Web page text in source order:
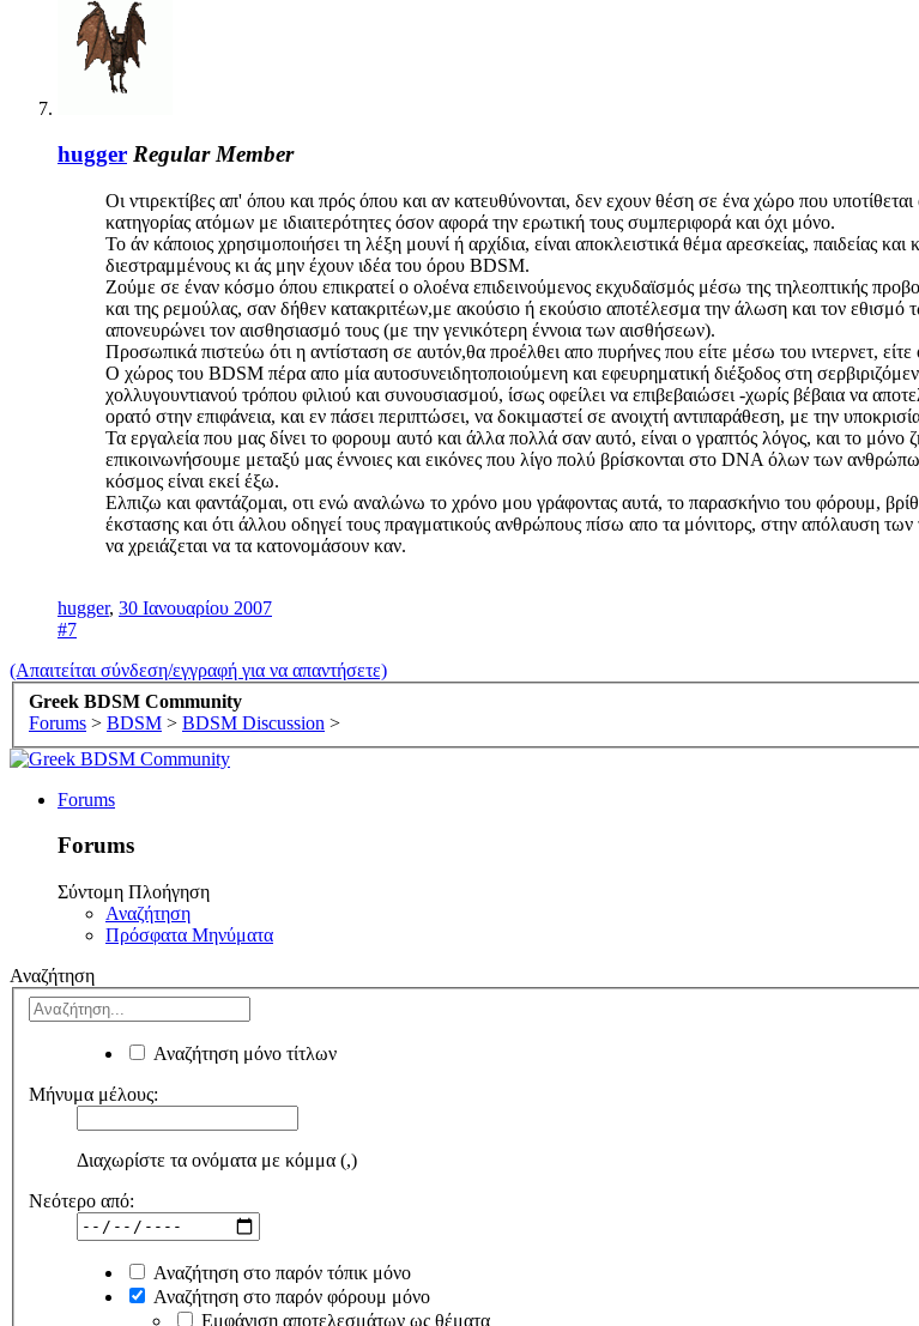
hugger Regular Member
Οι ντιρεκτίβες απ' όπου και πρός όπου και αν κατευθύνονται, δεν εχουν θέση σε ένα χώρο που
κατηγορίας ατόμων με ιδιαιτερότητες όσον αφορά την ερωτική τους συμπεριφορά και όχι μόνο.
Το άν κάποιος χρησιμοποιήσει τη λέξη μουνί ή αρχίδια, είναι αποκλειστικά θέμα αρεσκείας, παιδείας
διεστραμμένους κι άς μην έχουν ιδέα του όρου BDSM.
Ζούμε σε έναν κόσμο όπου επικρατεί ο ολοένα επιδεινούμενος εκχυδαϊσμός μέσω της τηλεοπτικής
και της ρεμούλας, σαν δήθεν κατακριτέων,με ακούσιο ή εκούσιο αποτέλεσμα την άλωση και τον εθισμό
απονευρώνει τον αισθησιασμό τους (με την γενικότερη έννοια των αισθήσεων).
Προσωπικά πιστεύω ότι η αντίσταση σε αυτόν,θα προέλθει απο πυρήνες που είτε μέσω του ιντερνετ,
Ο χώρος του BDSM πέρα απο μία αυτοσυνειδητοποιούμενη και εφευρηματική διέξοδος στη
χολλυγουντιανού τρόπου φιλιού και συνουσιασμού, ίσως οφείλει να επιβεβαιώσει -χωρίς βέβαια να
ορατό στην επιφάνεια, και εν πάσει περιπτώσει, να δοκιμαστεί σε ανοιχτή αντιπαράθεση, με την
Τα εργαλεία που μας δίνει το φορουμ αυτό και άλλα πολλά σαν αυτό, είναι ο γραπτός λόγος, και το μόνο
επικοινωνήσουμε μεταξύ μας έννοιες και εικόνες που λίγο πολύ βρίσκονται στο DNA όλων των
κόσμος είναι εκεί έξω.
Ελπιζω και φαντάζομαι, οτι ενώ αναλώνω το χρόνο μου γράφοντας αυτά, το παρασκήνιο του φόρουμ,
έκστασης και ότι άλλου οδηγεί τους πραγματικούς ανθρώπους πίσω απο τα μόνιτορς, στην απόλαυση
να χρειάζεται να τα κατονομάσουν καν.
hugger, 30 Ιανουαρίου 2007
#7
(Απαιτείται σύνδεση/εγγραφή για να απαντήσετε)
Greek BDSM Community
Forums > BDSM > BDSM Discussion >
Forums
Forums
Σύντομη Πλοήγηση
Αναζήτηση
Πρόσφατα Μηνύματα
Αναζήτηση
Αναζήτηση μόνο τίτλων
Μήνυμα μέλους:
Διαχωρίστε τα ονόματα με κόμμα (,)
Νεότερο από:
Αναζήτηση στο παρόν τόπικ μόνο
Αναζήτηση στο παρόν φόρουμ μόνο
Εμφάνιση αποτελεσμάτων ως θέματα